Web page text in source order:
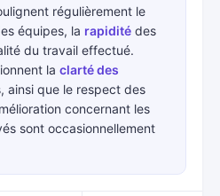
régulièrement le
équipes, la rapidité des
du travail effectué.
la clarté des
ainsi que le respect des
concernant les
sont occasionnellement